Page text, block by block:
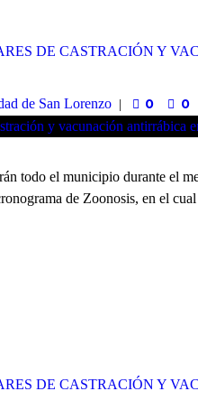
DE CASTRACIÓN Y
de San Lorenzo 0 0
todo el municipio durante el
de Zoonosis, en el
DE CASTRACIÓN Y